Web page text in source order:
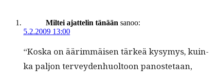
Miltei ajattelin tänään sanoo:
5.2.2009 13:00
“Kos­ka on äärim­mäisen tärkeä kysymys, kuin­
ka paljon ter­vey­den­huoltoon panos­te­taan,